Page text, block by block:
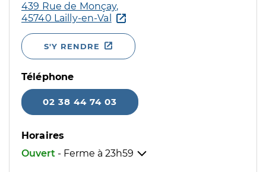
439 Rue de Monçay,
45740 Lailly-en-Val
S'Y RENDRE
Téléphone
02 38 44 74 03
Horaires
Ouvert - Ferme à 23h59